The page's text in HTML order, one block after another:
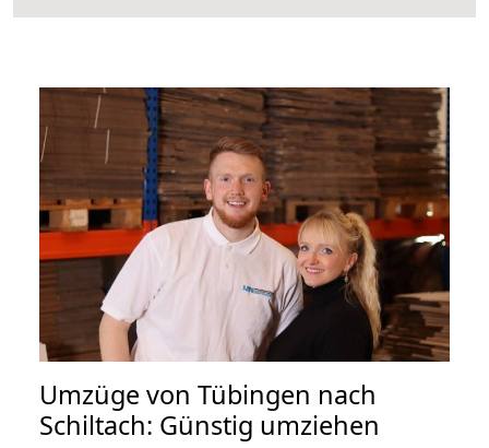
Umzüge von Tübingen nach
Schiltach: Günstig umziehen